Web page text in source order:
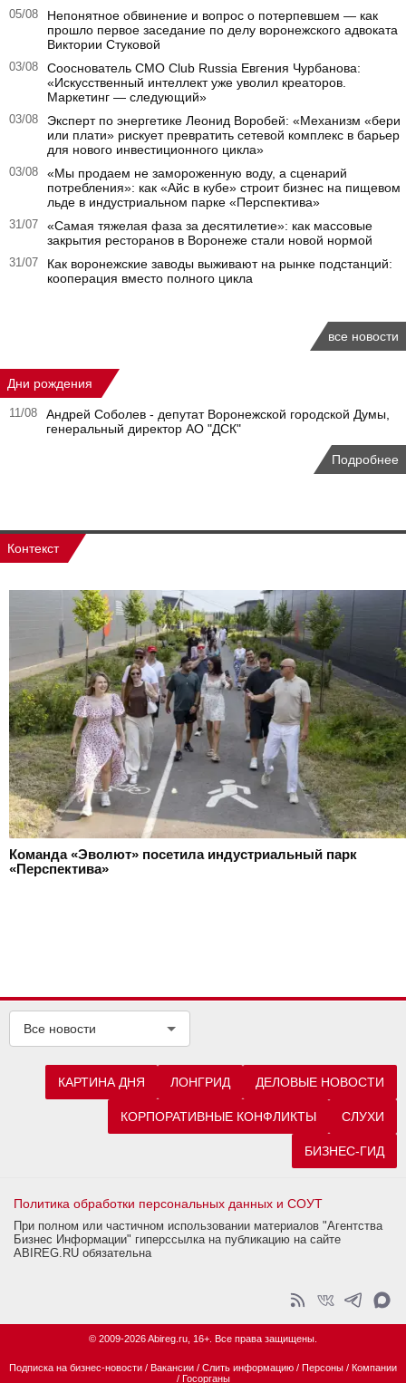
05/08
Непонятное обвинение и вопрос о потерпевшем — как
прошло первое заседание по делу воронежского адвоката
Виктории Стуковой
03/08
Сооснователь CMO Club Russia Евгения Чурбанова:
«Искусственный интеллект уже уволил креаторов.
Маркетинг — следующий»
03/08
Эксперт по энергетике Леонид Воробей: «Механизм «бери
или плати» рискует превратить сетевой комплекс в барьер
для нового инвестиционного цикла»
03/08
«Мы продаем не замороженную воду, а сценарий
потребления»: как «Айс в кубе» строит бизнес на пищевом
льде в индустриальном парке «Перспектива»
31/07
«Самая тяжелая фаза за десятилетие»: как массовые
закрытия ресторанов в Воронеже стали новой нормой
31/07
Как воронежские заводы выживают на рынке подстанций:
кооперация вместо полного цикла
все новости
Дни рождения
11/08
Андрей Соболев - депутат Воронежской городской Думы,
генеральный директор АО "ДСК"
Подробнее
Контекст
Команда «Эволют» посетила индустриальный парк
«Перспектива»
Все новости
КАРТИНА ДНЯ ЛОНГРИД ДЕЛОВЫЕ НОВОСТИ
КОРПОРАТИВНЫЕ КОНФЛИКТЫ СЛУХИ
БИЗНЕС-ГИД
Политика обработки персональных данных и СОУТ
При полном или частичном использовании материалов "Агентства
Бизнес Информации" гиперссылка на публикацию на сайте
ABIREG.RU обязательна
© 2009-2026 Abireg.ru, 16+. Все права защищены.
Подписка на бизнес-новости / Вакансии / Слить информацию / Персоны / Компании
/ Госорганы